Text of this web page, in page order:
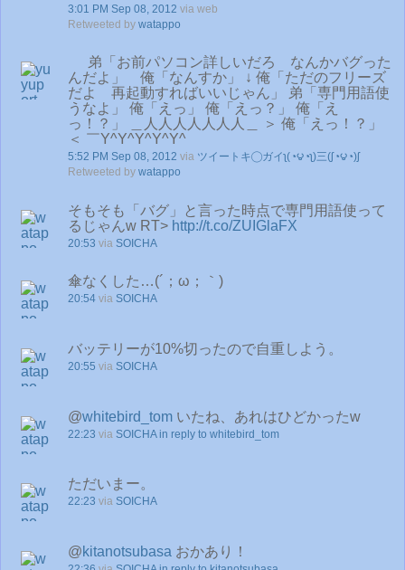
3:01 PM Sep 08, 2012 via web
Retweeted by watappo
弟「お前パソコン詳しいだろ なんかバグった
んだよ」 俺「なんすか」 ↓ 俺「ただのフリーズ
だよ 再起動すればいいじゃん」 弟「専門用語使
うなよ」 俺「えっ」 俺「えっ？」 俺「え
っ！？」 ＿人人人人人人人＿ ＞ 俺「えっ！？」
＜ ￣Y^Y^Y^Y^Y^
5:52 PM Sep 08, 2012 via ツイートキ◯ガイʅ(◔౪◔ʅ)三(ʃ◔౪◔)ʃ
Retweeted by watappo
そもそも「バグ」と言った時点で専門用語使って
るじゃんw RT> http://t.co/ZUIGlaFX
20:53 via SOICHA
傘なくした…(´；ω；｀)
20:54 via SOICHA
バッテリーが10%切ったので自重しよう。
20:55 via SOICHA
@whitebird_tom いたね、あれはひどかったw
22:23 via SOICHA in reply to whitebird_tom
ただいまー。
22:23 via SOICHA
@kitanotsubasa おかあり！